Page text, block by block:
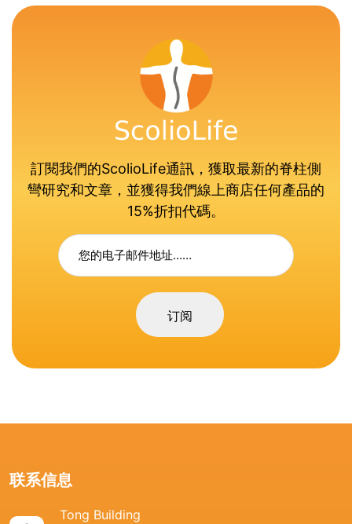
訂閱我們的ScolioLife通訊，獲取最新的脊柱側
彎研究和文章，並獲得我們線上商店任何產品的
15%折扣代碼。
订阅
联系信息
Tong Building